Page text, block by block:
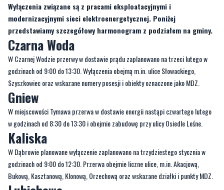
Wyłączenia związane są z pracami eksploatacyjnymi i
modernizacyjnymi sieci elektroenergetycznej. Poniżej
przedstawiamy szczegółowy harmonogram z podziałem na gminy.
Czarna Woda
W Czarnej Wodzie przerwy w dostawie prądu zaplanowano na trzeci lutego w
godzinach od 9:00 do 13:30. Wyłączenia obejmą m.in. ulice Słowackiego,
Szyszkowiec oraz wskazane numery posesji i obiekty oznaczone jako MDZ.
Gniew
W miejscowości Tymawa przerwa w dostawie energii nastąpi czwartego lutego
w godzinach od 8:30 do 13:30 i obejmie zabudowę przy ulicy Osiedle Leśne.
Kaliska
W Dąbrowie planowane wyłączenie zaplanowano na trzydziestego stycznia w
godzinach od 9:00 do 12:30. Przerwa obejmie liczne ulice, m.in. Akacjową,
Bukową, Kasztanową, Klonową, Orzechową oraz wskazane działki i punkty MDZ.